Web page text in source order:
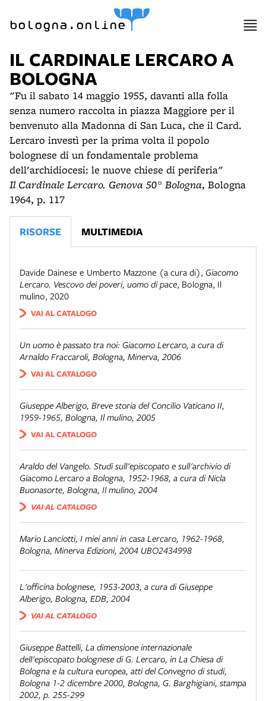
bologna.online
IL CARDINALE LERCARO A
BOLOGNA
"Fu il sabato 14 maggio 1955, davanti alla folla
senza numero raccolta in piazza Maggiore per il
benvenuto alla Madonna di San Luca, che il Card.
Lercaro investì per la prima volta il popolo
bolognese di un fondamentale problema
dell'archidiocesi: le nuove chiese di periferia"
Il Cardinale Lercaro. Genova 50° Bologna, Bologna
1964, p. 117
RISORSE MULTIMEDIA
Davide Dainese e Umberto Mazzone (a cura di), Giacomo
Lercaro. Vescovo dei poveri, uomo di pace, Bologna, Il
mulino, 2020
VAI AL CATALOGO
Un uomo è passato tra noi: Giacomo Lercaro, a cura di
Arnaldo Fraccaroli, Bologna, Minerva, 2006
VAI AL CATALOGO
Giuseppe Alberigo, Breve storia del Concilio Vaticano II,
1959-1965, Bologna, Il mulino, 2005
VAI AL CATALOGO
Araldo del Vangelo. Studi sull'episcopato e sull'archivio di
Giacomo Lercaro a Bologna, 1952-1968, a cura di Nicla
Buonasorte, Bologna, Il mulino, 2004
VAI AL CATALOGO
Mario Lanciotti, I miei anni in casa Lercaro, 1962-1968,
Bologna, Minerva Edizioni, 2004 UBO2434998
L'officina bolognese, 1953-2003, a cura di Giuseppe
Alberigo, Bologna, EDB, 2004
VAI AL CATALOGO
Giuseppe Battelli, La dimensione internazionale
dell'episcopato bolognese di G. Lercaro, in La Chiesa di
Bologna e la cultura europea, atti del Convegno di studi,
Bologna 1-2 dicembre 2000, Bologna, G. Barghigiani, stampa
2002, p. 255-299